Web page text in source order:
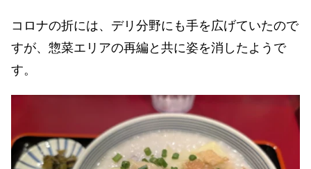
コロナの折には、デリ分野にも手を広げていたので
すが、惣菜エリアの再編と共に姿を消したようで
す。